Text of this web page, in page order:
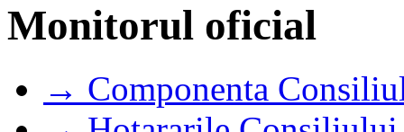
Monitorul oficial
→ Componenta